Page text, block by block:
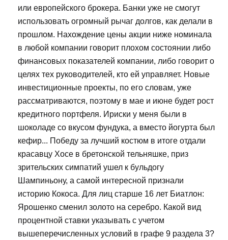
или европейского брокера. Банки уже не смогут
использовать огромный рычаг долгов, как делали в
прошлом. Нахождение цены акции ниже номинала
в любой компании говорит плохом состоянии либо
финансовых показателей компании, либо говорит о
целях тех руководителей, кто ей управляет. Новые
инвестиционные проекты, по его словам, уже
рассматриваются, поэтому в мае и июне будет рост
кредитного портфеля. Ириски у меня были в
шоколаде со вкусом фундука, а вместо йогурта был
кефир... Победу за лучший костюм в итоге отдали
красавцу Хосе в бретонской тельняшке, приз
зрительских симпатий ушел к бульдогу
Шампиньону, а самой интересной признали
историю Кокоса. Для лиц старше 16 лет Биатлон:
Ярошенко сменил золото на серебро. Какой вид
процентной ставки указывать с учетом
вышеперечисленных условий в графе 9 раздела 3?